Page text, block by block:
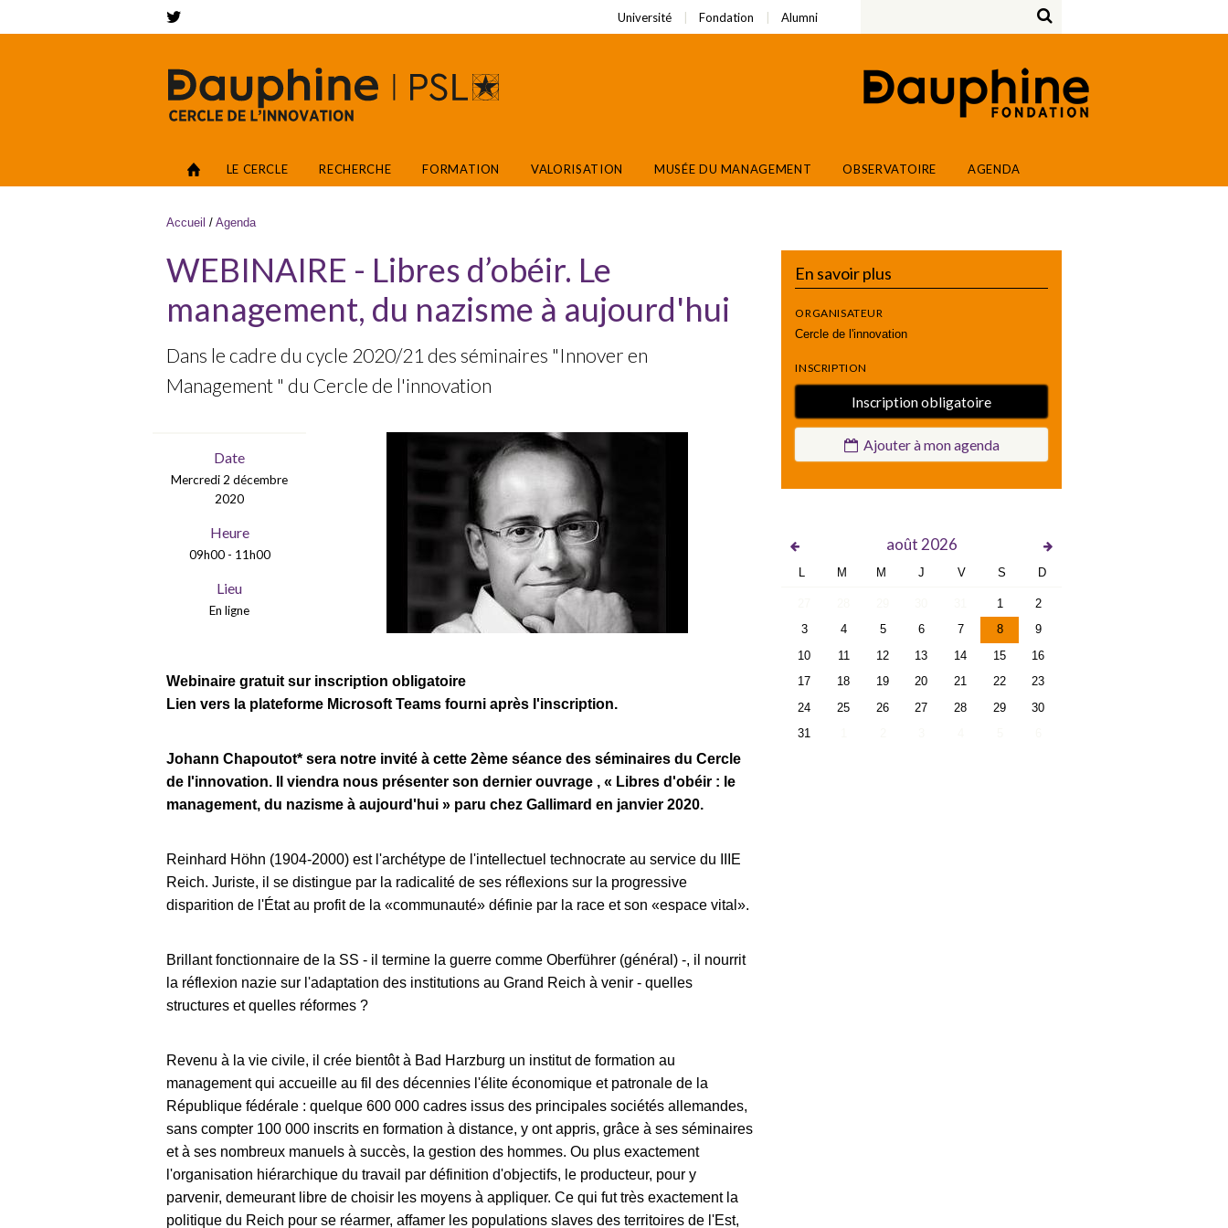
Université Fondation Alumni
LE CERCLE RECHERCHE FORMATION VALORISATION MUSÉE DU MANAGEMENT OBSERVATOIRE AGENDA
Vous êtes ici
Accueil / Agenda
WEBINAIRE - Libres d’obéir. Le
management, du nazisme à aujourd'hui
Dans le cadre du cycle 2020/21 des séminaires "Innover en
Management " du Cercle de l'innovation
Date
Mercredi 2 décembre
2020
Heure
09h00 - 11h00
Lieu
En ligne
Webinaire gratuit sur inscription obligatoire
Lien vers la plateforme Microsoft Teams fourni après l'inscription.
Johann Chapoutot* sera notre invité à cette 2ème séance des séminaires du Cercle
de l'innovation. Il viendra nous présenter son dernier ouvrage , « Libres d'obéir : le
management, du nazisme à aujourd'hui » paru chez Gallimard en janvier 2020.
Reinhard Höhn (1904-2000) est l'archétype de l'intellectuel technocrate au service du IIIE
Reich. Juriste, il se distingue par la radicalité de ses réflexions sur la progressive
disparition de l'État au profit de la «communauté» définie par la race et son «espace vital».
Brillant fonctionnaire de la SS - il termine la guerre comme Oberführer (général) -, il nourrit
la réflexion nazie sur l'adaptation des institutions au Grand Reich à venir - quelles
structures et quelles réformes ?
Revenu à la vie civile, il crée bientôt à Bad Harzburg un institut de formation au
management qui accueille au fil des décennies l'élite économique et patronale de la
République fédérale : quelque 600 000 cadres issus des principales sociétés allemandes,
sans compter 100 000 inscrits en formation à distance, y ont appris, grâce à ses séminaires
et à ses nombreux manuels à succès, la gestion des hommes. Ou plus exactement
l'organisation hiérarchique du travail par définition d'objectifs, le producteur, pour y
parvenir, demeurant libre de choisir les moyens à appliquer. Ce qui fut très exactement la
politique du Reich pour se réarmer, affamer les populations slaves des territoires de l'Est,
En savoir plus
ORGANISATEUR
Cercle de l'innovation
INSCRIPTION
Inscription obligatoire
Ajouter à mon agenda
août 2026
L M M J V S D
1
2
3
4 5 6 7 8
9
10
11 12 13 14 15
16
17
18 19 20 21 22
23
24
25 26 27 28 29
30
31